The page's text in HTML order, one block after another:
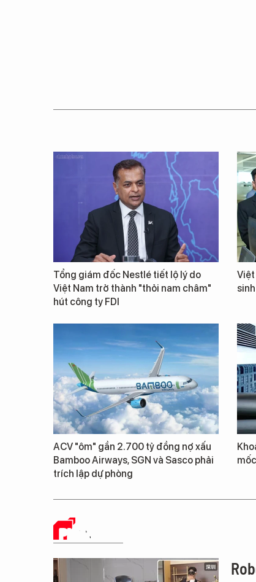
Tổng giám đốc Nestlé tiết lộ lý do
Việt Nam trở thành "thỏi nam châm"
hút công ty FDI
Việt
ACV "ôm" gần 2.700 tỷ đồng nợ xấu
Bamboo Airways, SGN và Sasco phải
trích lập dự phòng
PHÂN TÍCH